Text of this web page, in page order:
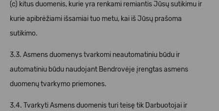
(c) kitus duomenis, kurie yra renkami remiantis Jūsų sutikimu ir
kurie apibrėžiami išsamiai tuo metu, kai iš Jūsų prašoma
sutikimo.
3.3. Asmens duomenys tvarkomi neautomatiniu būdu ir
automatiniu būdu naudojant Bendrovėje įrengtas asmens
duomenų tvarkymo priemones.
3.4. Tvarkyti Asmens duomenis turi teisę tik Darbuotojai ir